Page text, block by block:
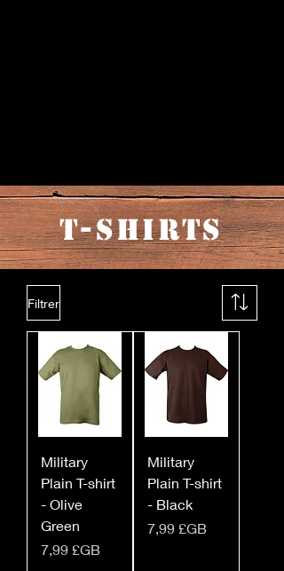
T-SHIRTS
Filtrer
Military
Plain T-shirt
- Olive
Green
Prix
7,99 £GB
Military
Plain T-shirt
- Black
Prix
7,99 £GB